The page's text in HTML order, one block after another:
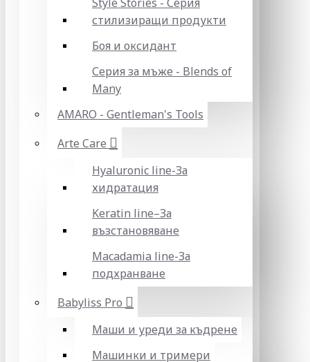
стилизиращи продукти
Боя и оксидант
Серия за мъже - Blends of
Many
AMARO - Gentleman's Tools
Arte Care
Hyaluronic line-За
хидратация
Keratin line–За
възстановяване
Macadamia line-За
подхранване
Babyliss Pro
Маши и уреди за къдрене
Машинки и тримери